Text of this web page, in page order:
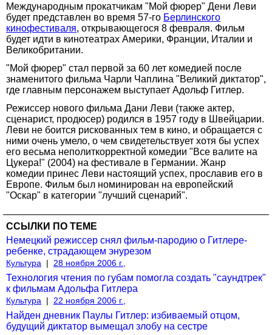
Международным прокатчикам "Мой фюрер" Дени Леви
будет представлен во время 57-го Берлинского
кинофестиваля, открывающегося 8 февраля. Фильм
будет идти в кинотеатрах Америки, Франции, Италии и
Великобритании.
"Мой фюрер" стал первой за 60 лет комедией после
знаменитого фильма Чарли Чаплина "Великий диктатор",
где главным персонажем выступает Адольф Гитлер.
Режиссер нового фильма Дани Леви (также актер,
сценарист, продюсер) родился в 1957 году в Швейцарии.
Леви не боится рискованных тем в кино, и обращается с
ними очень умело, о чем свидетельствует хотя бы успех
его весьма неполиткорректной комедии "Все валите на
Цукера!" (2004) на фестивале в Германии. Жанр
комедии принес Леви настоящий успех, прославив его в
Европе. Фильм был номинирован на европейский
"Оскар" в категории "лучший сценарий".
ССЫЛКИ ПО ТЕМЕ
Немецкий режиссер снял фильм-пародию о Гитлере-
ребенке, страдающем энурезом
Культура | 28 ноября 2006 г.,
Технология чтения по губам помогла создать "саундтрек"
к фильмам Адольфа Гитлера
Культура | 22 ноября 2006 г.,
Найден дневник Паулы Гитлер: избиваемый отцом,
будущий диктатор вымещал злобу на сестре